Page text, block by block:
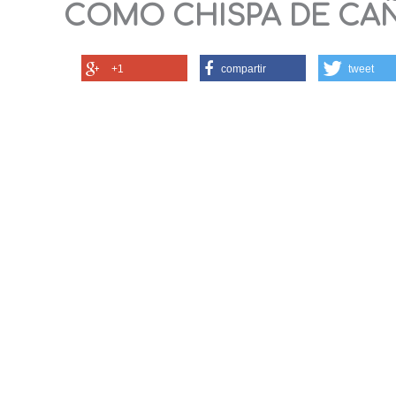
COMO CHISPA DE
+1 compartir tweet